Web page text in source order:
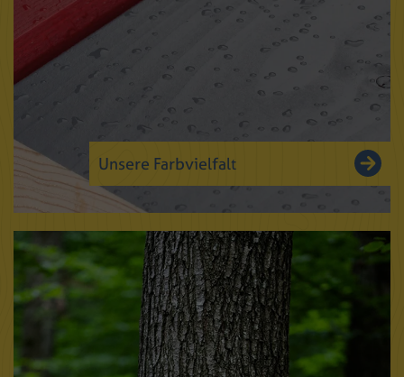
Unsere Farbvielfalt